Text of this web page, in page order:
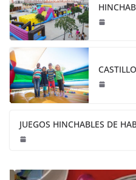
JUEGOS HINCHABLES DE